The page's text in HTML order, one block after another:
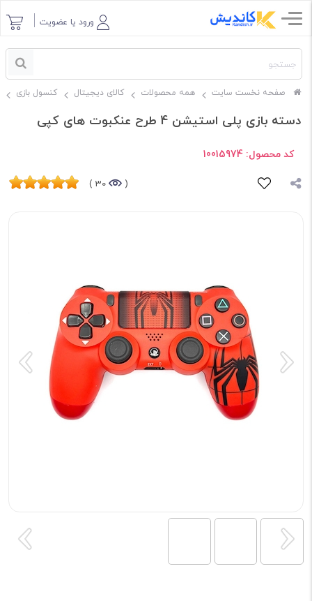
ورود یا عضویت
صفحه نخست سایت همه محصولات کالای دیجیتال کنسول بازی
دسته بازی پلی استیشن 4 طرح عنکبوت های کپی
کد محصول: 10015974
(
30 )